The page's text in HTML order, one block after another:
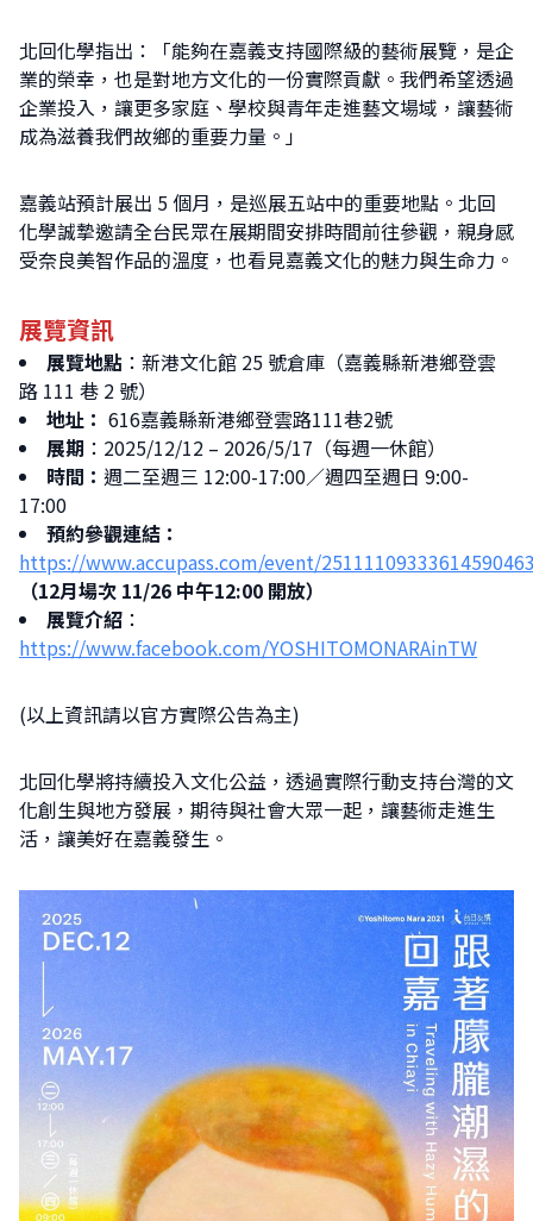
搜
尋
關
鍵
北回化學指出：「能夠在嘉義支持國際級的藝術展覽，是企
業的榮幸，也是對地方文化的一份實際貢獻。我們希望透過
企業投入，讓更多家庭、學校與青年走進藝文場域，讓藝術
成為滋養我們故鄉的重要力量。」
嘉義站預計展出 5 個月，是巡展五站中的重要地點。北回
化學誠摯邀請全台民眾在展期間安排時間前往參觀，親身感
受奈良美智作品的溫度，也看見嘉義文化的魅力與生命力。
展覽資訊
展覽地點 ：新港文化館 25 號倉庫（嘉義縣新港鄉登雲
路 111 巷 2 號）
地址： 616嘉義縣新港鄉登雲路111巷2號
展期 ：2025/12/12 – 2026/5/17（每週一休館）
時間： 週二至週三 12:00-17:00／週四至週日 9:00-
17:00
預約參觀連結：
https://www.accupass.com/event/
（12月場次 11/26 中午12:00 開放）
展覽介紹 ：
https://www.facebook.com/YOSHITOMONARAinTW
(以上資訊請以官方實際公告為主)
北回化學將持續投入文化公益，透過實際行動支持台灣的文
化創生與地方發展，期待與社會大眾一起，讓藝術走進生
活，讓美好在嘉義發生。